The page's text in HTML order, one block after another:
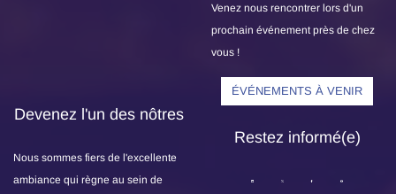
Venez nous rencontrer lors d'un
prochain événement près de chez
vous !
ÉVÉNEMENTS À VENIR
Devenez l'un des nôtres
Nous sommes fiers de l'excellente
ambiance qui règne au sein de
Restez informé(e)